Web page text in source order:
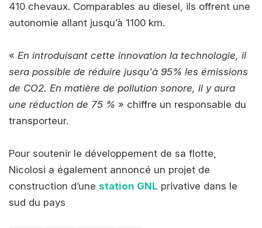
410 chevaux. Comparables au diesel, ils offrent une
autonomie allant jusqu’à 1100 km.
« En introduisant cette innovation la technologie, il
sera possible de réduire jusqu'à 95% les émissions
de CO2. En matière de pollution sonore, il y aura
une réduction de 75 % » chiffre un responsable du
transporteur.
Pour soutenir le développement de sa flotte,
Nicolosi a également annoncé un projet de
construction d’une station GNL privative dans le
sud du pays